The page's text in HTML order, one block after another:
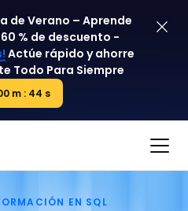
de Verano – Aprende
% de descuento -
Actúe rápido y ahorre
Todo Para Siempre
m : 43 s
m : 00 s
EN SQL